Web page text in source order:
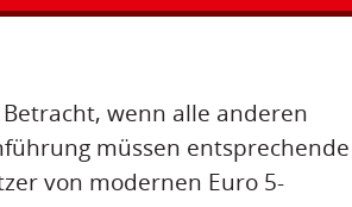
wenn alle anderen
müssen entsprechende
von modernen Euro 5-